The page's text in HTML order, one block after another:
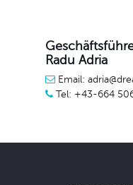
Radu Adria
Email:
Tel: +43-664